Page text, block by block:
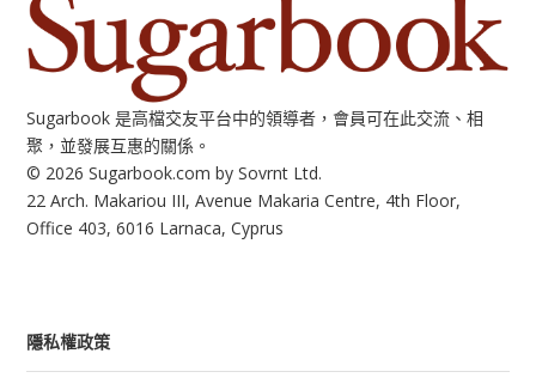
Sugarbook 是高檔交友平台中的領導者，會員可在此交流、相
聚，並發展互惠的關係。
© 2026 Sugarbook.com by Sovrnt Ltd.
22 Arch. Makariou III, Avenue Makaria Centre, 4th Floor,
Office 403, 6016 Larnaca, Cyprus
隱私權政策